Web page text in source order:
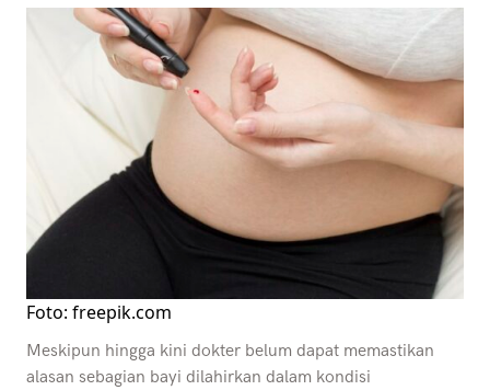
Foto: freepik.com
Meskipun hingga kini dokter belum dapat memastikan
alasan sebagian bayi dilahirkan dalam kondisi